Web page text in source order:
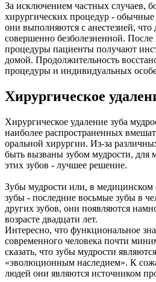
За исключением частных случаев,
хирургических процедур -
они выполняются с анестезией, что
совершенно безболезненной. После
процедуры пациенты получают
домой. Продолжительность
процедуры и индивидуальных
Хирургическое
Хирургическое удаление зуба
наиболее распространенных
оральной хирургии. Из-за
быть вызваны зубом мудрости, для
этих зубов - лучшее решение.
Зубы мудрости или, в медицинском
зубы - последние восьмые зубы в
других зубов, они появляются
возрасте двадцати лет.
Интересно, что функциональное
современного человека почти
сказать, что зубы мудрости
«эволюционным наследием». К
людей они являются источником